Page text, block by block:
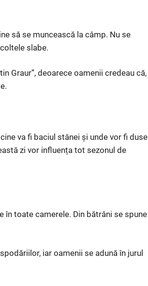
să se muncească la câmp. Nu se
slabe.
Graur”, deoarece oamenii credeau că,
va fi baciul stânei și unde vor fi duse
zi vor influența tot sezonul de
toate camerele. Din bătrâni se spune
iar oamenii se adună în jurul